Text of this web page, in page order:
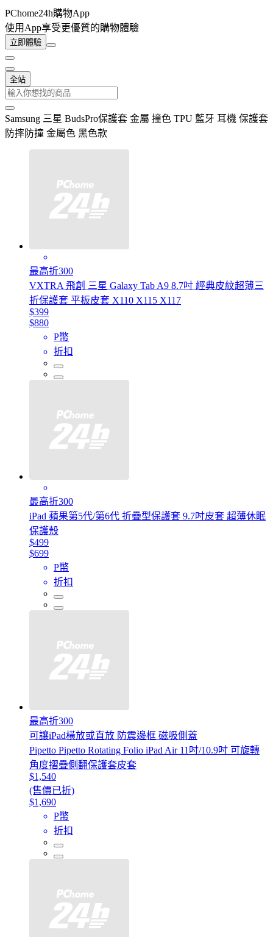
PChome24h購物App
使用App享受更優質的購物體驗
立即體驗
全站
Samsung 三星 BudsPro保護套 金屬 撞色 TPU 藍牙 耳機 保護套
防摔防撞 金屬色 黑色款
最高折300
VXTRA 飛創 三星 Galaxy Tab A9 8.7吋 經典皮紋超薄三
折保護套 平板皮套 X110 X115 X117
$399
$880
P幣
折扣
最高折300
iPad 蘋果第5代/第6代 折疊型保護套 9.7吋皮套 超薄休眠
保護殼
$499
$699
P幣
折扣
最高折300
可讓iPad橫放或直放 防震邊框 磁吸側蓋
Pipetto Pipetto Rotating Folio iPad Air 11吋/10.9吋 可旋轉
角度摺疊側翻保護套皮套
$1,540
(售價已折)
$1,690
P幣
折扣